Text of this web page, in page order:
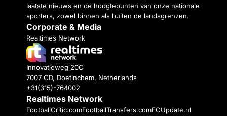
laatste nieuws en de hoogtepunten van onze nationale
sporters, zowel binnen als buiten de landsgrenzen.
Corporate & Media
Realtimes Network
Innovatieweg 20C
7007 CD, Doetinchem, Netherlands
+31(315)-764002
Realtimes Network
FootballCritic.comFootballTransfers.comFCUpdate.nl